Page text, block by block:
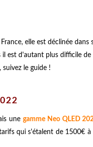
elle est déclinée dans
est d'autant plus difficile
le guide !
une gamme Neo QLED
qui s'étalent de 1500€